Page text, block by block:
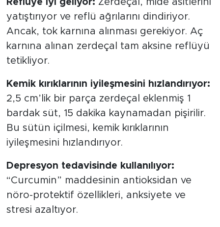
yatıştırıyor ve reflü ağrılarını dindiriyor.
Ancak, tok karnına alınması gerekiyor. Aç
karnına alınan zerdeçal tam aksine reflüyü
tetikliyor.
Kemik kırıklarının iyileşmesini hızlandırıyor:
2,5 cm’lik bir parça zerdeçal eklenmiş 1
bardak süt, 15 dakika kaynamadan pişirilir.
Bu sütün içilmesi, kemik kırıklarının
iyileşmesini hızlandırıyor.
Depresyon tedavisinde kullanılıyor:
“Curcumin” maddesinin antioksidan ve
nöro-protektif özellikleri, anksiyete ve
stresi azaltıyor.